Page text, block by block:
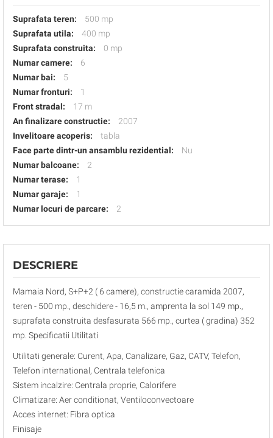
Suprafata teren:
500 mp
Suprafata utila:
400 mp
Suprafata construita:
0 mp
Numar camere:
6
Numar bai:
5
Numar fronturi:
1
Front stradal:
17 m
An finalizare constructie:
2007
Invelitoare acoperis:
tabla
Face parte dintr-un ansamblu rezidential:
Nu
Numar balcoane:
2
Numar terase:
1
Numar garaje:
1
Numar locuri de parcare:
2
DESCRIERE
Mamaia Nord, S+P+2 ( 6 camere), constructie caramida 2007,
teren - 500 mp., deschidere - 16,5 m., amprenta la sol 149 mp.,
suprafata construita desfasurata 566 mp., curtea ( gradina) 352
mp. Specificatii Utilitati
Utilitati generale: Curent, Apa, Canalizare, Gaz, CATV, Telefon,
Telefon international, Centrala telefonica
Sistem incalzire: Centrala proprie, Calorifere
Climatizare: Aer conditionat, Ventiloconvectoare
Acces internet: Fibra optica
Finisaje